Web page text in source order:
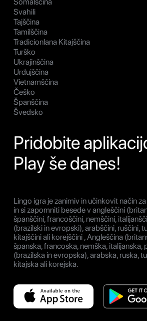
Svahili
Tajščina
Tamilščina
Tradicionlana Kitajščina
Turško
Ukrajinščina
Urdujščina
Vietnamščina
Češko
Španščina
Švedsko
Pridobite
Play še danes!
Lingo igra je zanimiv in učinkovit način
in si zapomniti besede v angleščini
španščini, francoščini, nemščini,
(brazilski in evropski), arabščini, ruščini,
kitajščini ali korejščini , Angleščina
španska, francoska, nemška, italijanska,
(brazilska in evropska), arabska, ruska,
kitajska ali korejska.